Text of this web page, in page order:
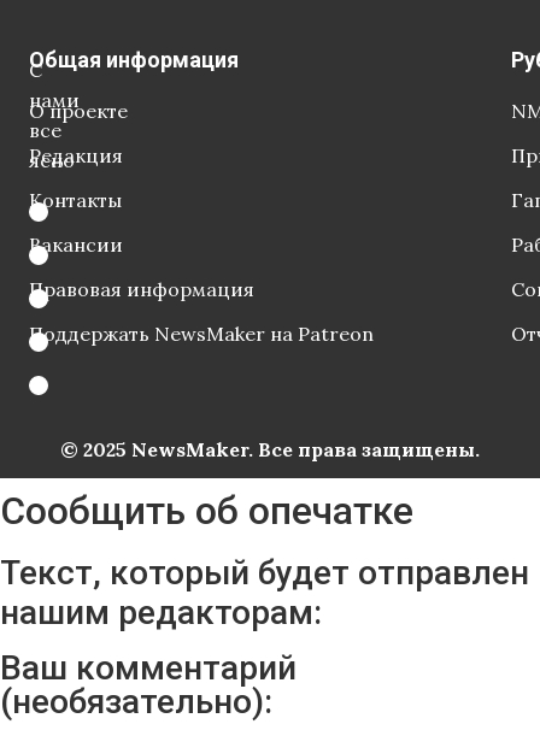
С
нами
все
ясно
Общая информация
О проекте
Редакция
Контакты
Вакансии
Правовая информация
Поддержать NewsMaker на Patreon
© 2025 NewsMaker. Все права защищены.
Сообщить об опечатке
Текст, который будет отправлен
нашим редакторам:
Ваш комментарий
(необязательно):